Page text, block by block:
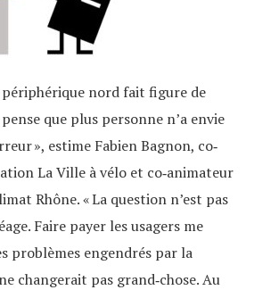
nord fait figure de
que plus personne n’a envie
», estime Fabien Bagnon, co‐
La Ville à vélo et co‐animateur
Rhône. « La question n’est pas
Faire payer les usagers me
problèmes engendrés par la
changerait pas grand‐chose. Au